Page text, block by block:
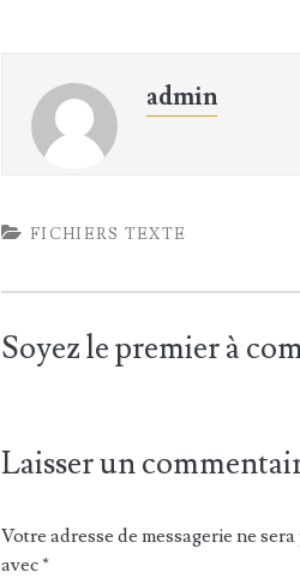
admin
FICHIERS TEXTE
Soyez le premier à
Laisser un
Votre adresse de messagerie ne
avec*